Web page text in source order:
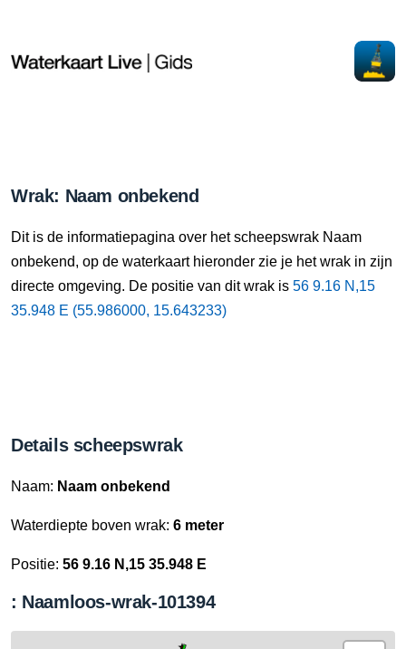
Wrak: Naam onbekend
Dit is de informatiepagina over het scheepswrak Naam
onbekend, op de waterkaart hieronder zie je het wrak in zijn
directe omgeving. De positie van dit wrak is 56 9.16 N,15
35.948 E (55.986000, 15.643233)
Details scheepswrak
Naam: Naam onbekend
Waterdiepte boven wrak: 6 meter
Positie: 56 9.16 N,15 35.948 E
: Naamloos-wrak-101394